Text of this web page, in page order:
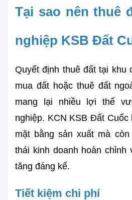
Tại sao nên thuê
nghiệp KSB Đất
Quyết định thuê đất tại khu
mua đất hoặc thuê đất
mang lại nhiều lợi thế
nghiệp. KCN KSB Đất Cuốc
mặt bằng sản xuất mà
thái kinh doanh hoàn chỉnh
tăng đáng kể.
Tiết kiệm chi phí